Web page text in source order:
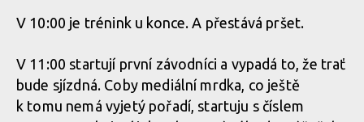
WBS: Bučovice zahájily sjezdovou sezónu a i Čert se přijel
zamazat
V 10:00 je trénink u konce. A přestává pršet.
V 11:00 startují první závodníci a vypadá to, že trať
bude sjízdná. Coby mediální mrdka, co ještě
k tomu nemá vyjetý pořadí, startuju s číslem